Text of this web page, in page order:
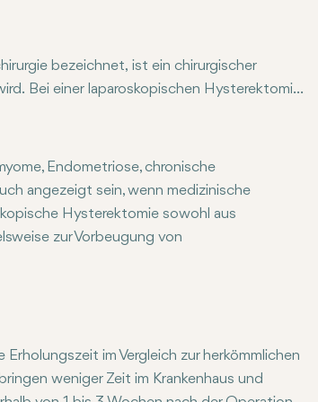
bezeichnet, ist ein chirurgischer
Bei einer laparoskopischen Hysterektomie
Instrument mit Kamera und Licht -,
zu entfernen. Es ist eine beliebte
und des verringerten
Endometriose, chronische
angezeigt sein, wenn medizinische
Hysterektomie sowohl aus
zur Vorbeugung von
im Vergleich zur herkömmlichen
weniger Zeit im Krankenhaus und